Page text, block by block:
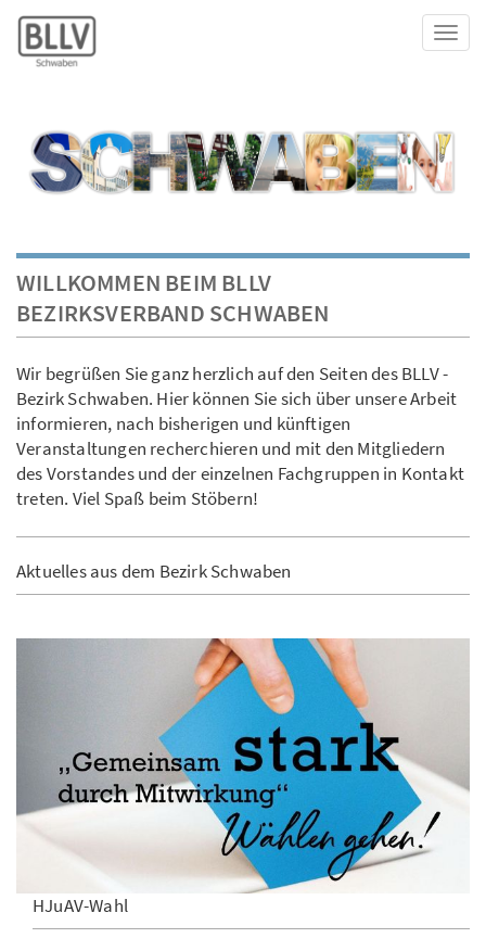
WILLKOMMEN BEIM BLLV
BEZIRKSVERBAND SCHWABEN
Wir begrüßen Sie ganz herzlich auf den Seiten des BLLV -
Bezirk Schwaben. Hier können Sie sich über unsere Arbeit
informieren, nach bisherigen und künftigen
Veranstaltungen recherchieren und mit den Mitgliedern
des Vorstandes und der einzelnen Fachgruppen in Kontakt
treten. Viel Spaß beim Stöbern!
Aktuelles aus dem Bezirk Schwaben
HJuAV-Wahl